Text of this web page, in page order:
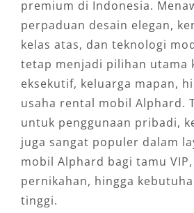
premium di Indonesia.
perpaduan desain elegan,
kelas atas, dan teknologi
tetap menjadi pilihan utama
eksekutif, keluarga mapan,
usaha rental mobil Alphard.
untuk penggunaan pribadi,
juga sangat populer dalam
mobil Alphard bagi tamu
pernikahan, hingga
tinggi.